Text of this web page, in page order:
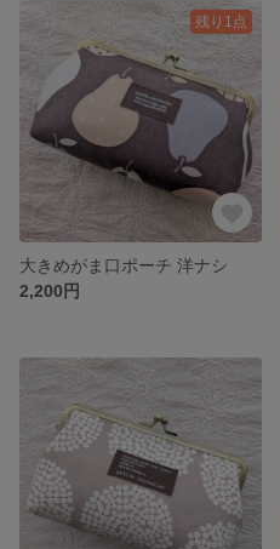
残り1点
大きめがま口ポーチ 洋ナシ
2,200円